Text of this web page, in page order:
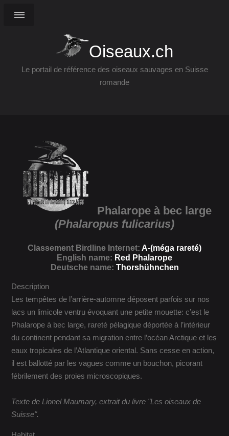
Oiseaux.ch
Le portail de référence des oiseaux sauvages en Suisse
romande
Phalarope à bec large
(Phalaropus fulicarius)
Classement Birdline Internet: A-(méga rareté)
English name: Red Phalarope
Deutsche name: Thorshühnchen
Description
Les tempêtes de l’arrière-automne déposent parfois sur nos
lacs un limicole ventru évoquant une petite mouette: c’est le
Phalarope à bec large, rareté pélagique déportée à l’intérieur
du continent pendant sa migration entre l’océan Arctique et les
eaux tropicales de l’Atlantique oriental. Sans cesse en action,
il est ballotté par les vagues comme un bouchon, picorant
fébrilement des proies microscopiques.
Texte de Lionel Maumary, extrait du livre "Les oiseaux de
Suisse".